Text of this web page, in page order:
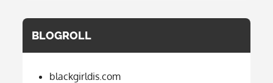
BLOGROLL
blackgirldis.com